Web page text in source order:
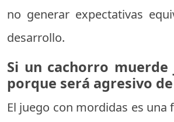
no generar expectativas
desarrollo.
Si un cachorro muerde
porque será agresivo
El juego con mordidas es una